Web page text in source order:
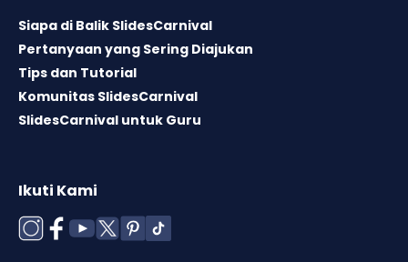
Siapa di Balik SlidesCarnival
Pertanyaan yang Sering Diajukan
Tips dan Tutorial
Komunitas SlidesCarnival
SlidesCarnival untuk Guru
Ikuti Kami